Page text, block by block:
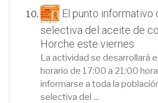
El punto informativo
selectiva del aceite de
Horche este viernes
La actividad se desarrollará
horario de 17:00 a 21:00
informarse a toda la
selectiva del ...